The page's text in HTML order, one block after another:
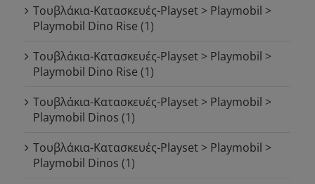
Τουβλάκια-Κατασκευές-Playset > Playmobil >
Playmobil Dino Rise (1)
Τουβλάκια-Κατασκευές-Playset > Playmobil >
Playmobil Dino Rise (1)
Τουβλάκια-Κατασκευές-Playset > Playmobil >
Playmobil Dinos (1)
Τουβλάκια-Κατασκευές-Playset > Playmobil >
Playmobil Dinos (1)